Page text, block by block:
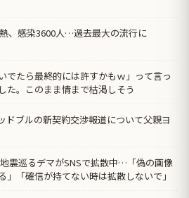
熱、感染3600人…過去最大の流行に
でたら最終的には許すかもｗ」って言っ
た。このまま情まで枯渇しそう
ドブルの新契約交渉報道について父親ヨ
地震巡るデマがSNSで拡散中…「偽の画像
」「確信が持てない時は拡散しないで」